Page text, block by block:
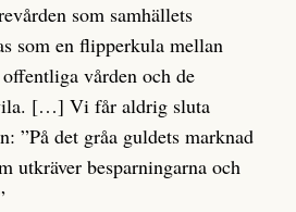
som samhällets
som en flipperkula mellan
vården och de
[…] Vi får aldrig sluta
”På det gråa guldets marknad
utkräver besparningarna och